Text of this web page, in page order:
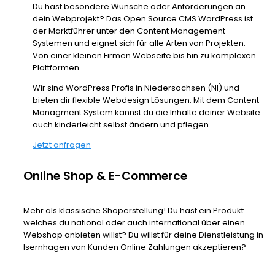
Du hast besondere Wünsche oder Anforderungen an
dein Webprojekt? Das Open Source CMS WordPress ist
der Marktführer unter den Content Management
Systemen und eignet sich für alle Arten von Projekten.
Von einer kleinen Firmen Webseite bis hin zu komplexen
Plattformen.
Wir sind WordPress Profis in Niedersachsen (NI) und
bieten dir flexible Webdesign Lösungen. Mit dem Content
Managment System kannst du die Inhalte deiner Website
auch kinderleicht selbst ändern und pflegen.
Jetzt anfragen
Online Shop & E-Commerce
Mehr als klassische Shoperstellung! Du hast ein Produkt
welches du national oder auch international über einen
Webshop anbieten willst? Du willst für deine Dienstleistung in
Isernhagen von Kunden Online Zahlungen akzeptieren?